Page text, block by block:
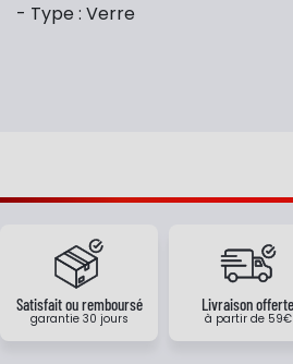
- Type : Verre
Satisfait ou remboursé
garantie 30 jours
Livraison offerte
à partir de 59€